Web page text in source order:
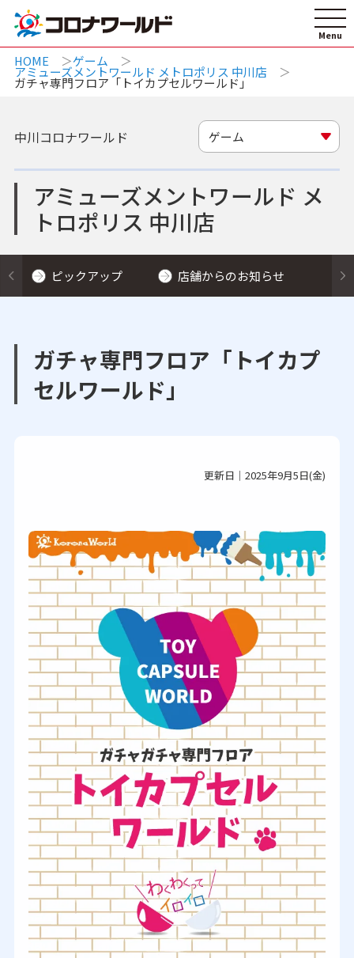
HOME ゲーム
アミューズメントワールド メトロポリス 中川店
ガチャ専門フロア「トイカプセルワールド」
アミューズメントワールド メ
トロポリス 中川店
中川コロナワールド ゲーム
ピックアップ 店舗からのお知らせ
ガチャ専門フロア「トイカプ
セルワールド」
更新日｜2025年9月5日(金)